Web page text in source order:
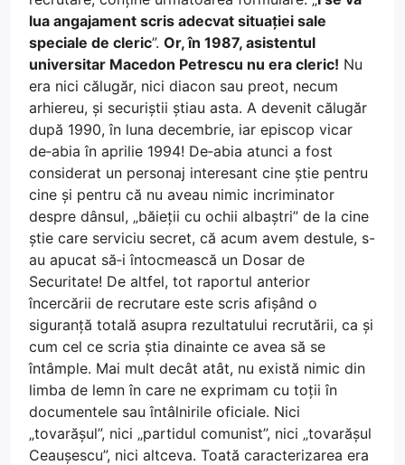
lua angajament scris adecvat situației sale
speciale de cleric”. Or, în 1987, asistentul
universitar Macedon Petrescu nu era cleric! Nu
era nici călugăr, nici diacon sau preot, necum
arhiereu, și securiștii știau asta. A devenit călugăr
după 1990, în luna decembrie, iar episcop vicar
de‑abia în aprilie 1994! De‑abia atunci a fost
considerat un personaj interesant cine știe pentru
cine și pentru că nu aveau nimic incriminator
despre dânsul, „băieții cu ochii albaștri” de la cine
știe care serviciu secret, că acum avem destule, s-
au apucat să‑i întocmească un Dosar de
Securitate! De altfel, tot raportul anterior
încercării de recrutare este scris afișând o
siguranță totală asupra rezultatului recrutării, ca și
cum cel ce scria știa dinainte ce avea să se
întâmple. Mai mult decât atât, nu există nimic din
limba de lemn în care ne exprimam cu toții în
documentele sau întâlnirile oficiale. Nici
„tovarășul”, nici „partidul comunist”, nici „tovarășul
Ceaușescu”, nici altceva. Toată caracterizarea era